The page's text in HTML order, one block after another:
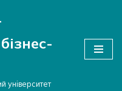
університет